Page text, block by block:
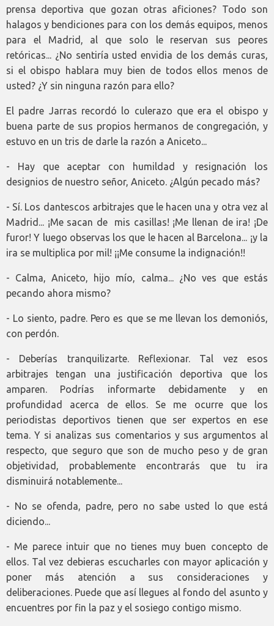
prensa deportiva que gozan otras aficiones? Todo son
halagos y bendiciones para con los demás equipos, menos
para el Madrid, al que solo le reservan sus peores
retóricas... ¿No sentiría usted envidia de los demás curas,
si el obispo hablara muy bien de todos ellos menos de
usted? ¿Y sin ninguna razón para ello?
El padre Jarras recordó lo culerazo que era el obispo y
buena parte de sus propios hermanos de congregación, y
estuvo en un tris de darle la razón a Aniceto...
- Hay que aceptar con humildad y resignación los
designios de nuestro señor, Aniceto. ¿Algún pecado más?
- Sí. Los dantescos arbitrajes que le hacen una y otra vez al
Madrid... ¡Me sacan de mis casillas! ¡Me llenan de ira! ¡De
furor! Y luego observas los que le hacen al Barcelona... ¡y la
ira se multiplica por mil! ¡¡Me consume la indignación!!
- Calma, Aniceto, hijo mío, calma... ¿No ves que estás
pecando ahora mismo?
- Lo siento, padre. Pero es que se me llevan los demoniós,
con perdón.
- Deberías tranquilizarte. Reflexionar. Tal vez esos
arbitrajes tengan una justificación deportiva que los
amparen. Podrías informarte debidamente y en
profundidad acerca de ellos. Se me ocurre que los
periodistas deportivos tienen que ser expertos en ese
tema. Y si analizas sus comentarios y sus argumentos al
respecto, que seguro que son de mucho peso y de gran
objetividad, probablemente encontrarás que tu ira
disminuirá notablemente...
- No se ofenda, padre, pero no sabe usted lo que está
diciendo...
- Me parece intuir que no tienes muy buen concepto de
ellos. Tal vez debieras escucharles con mayor aplicación y
poner más atención a sus consideraciones y
deliberaciones. Puede que así llegues al fondo del asunto y
encuentres por fin la paz y el sosiego contigo mismo.